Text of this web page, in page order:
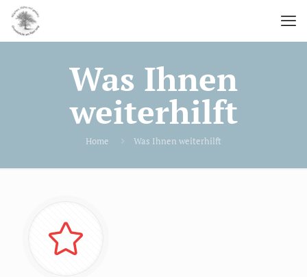
Was Ihnen
weiterhilft
Home Was Ihnen weiterhilft